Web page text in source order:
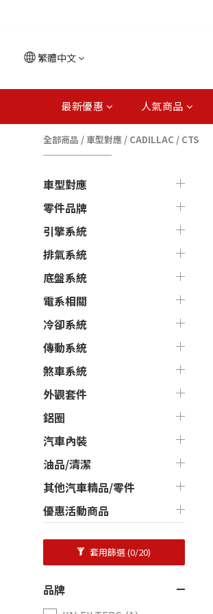
繁體中文
最新優惠 人氣商品
全部商品 / 車型對應 / CADILLAC / CTS
車型對應
零件品牌
引擎系統
排氣系統
底盤系統
電系相關
冷卻系統
傳動系統
煞車系統
外觀套件
鋁圈
汽車內裝
油品/清潔
其他汽車精品/零件
優惠活動商品
套用篩選(0/20)
品牌